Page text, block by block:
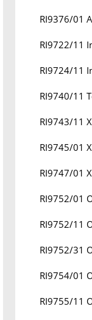
RI9376/01
RI9722/11
RI9724/11
RI9740/11
RI9743/11
RI9745/01
RI9747/01
RI9752/01
RI9752/11
RI9752/31
RI9754/01
RI9755/11